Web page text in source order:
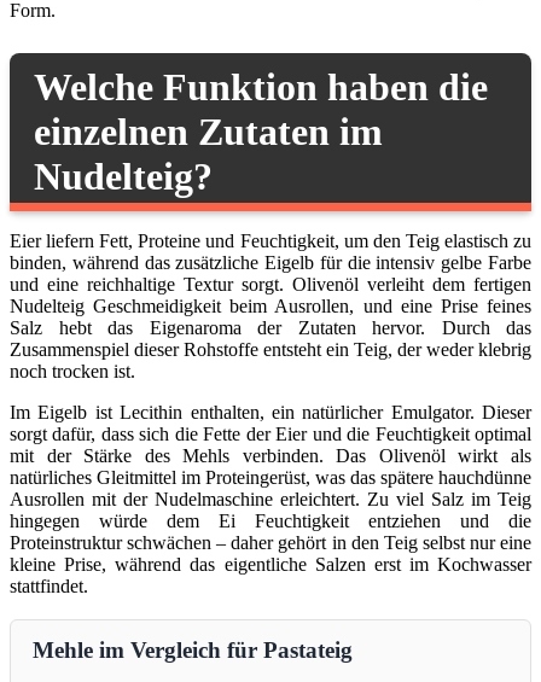
Form.
Welche Funktion haben die
einzelnen Zutaten im
Nudelteig?
Eier liefern Fett, Proteine und Feuchtigkeit, um den Teig elastisch zu
binden, während das zusätzliche Eigelb für die intensiv gelbe Farbe
und eine reichhaltige Textur sorgt. Olivenöl verleiht dem fertigen
Nudelteig Geschmeidigkeit beim Ausrollen, und eine Prise feines
Salz hebt das Eigenaroma der Zutaten hervor. Durch das
Zusammenspiel dieser Rohstoffe entsteht ein Teig, der weder klebrig
noch trocken ist.
Im Eigelb ist Lecithin enthalten, ein natürlicher Emulgator. Dieser
sorgt dafür, dass sich die Fette der Eier und die Feuchtigkeit optimal
mit der Stärke des Mehls verbinden. Das Olivenöl wirkt als
natürliches Gleitmittel im Proteingerüst, was das spätere hauchdünne
Ausrollen mit der Nudelmaschine erleichtert. Zu viel Salz im Teig
hingegen würde dem Ei Feuchtigkeit entziehen und die
Proteinstruktur schwächen – daher gehört in den Teig selbst nur eine
kleine Prise, während das eigentliche Salzen erst im Kochwasser
stattfindet.
Mehle im Vergleich für Pastateig